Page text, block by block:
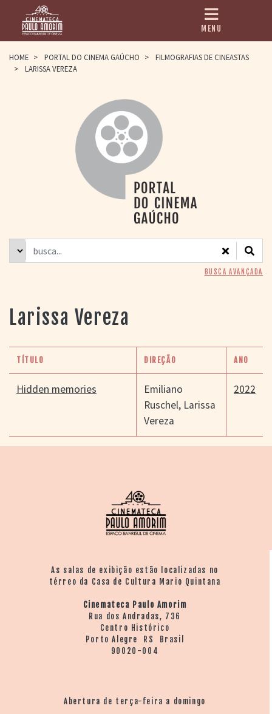
HOME
PAULO AMORIM
> HOMENAGEADOS
> EQUIPE
> ASSOCIAÇÃO DOS
> BIBLIOTECA
ROMEU GRIMALDI
> GRADE SEMANAL
> PREÇOS E
DESCONTOS
PORTAL DO
CINEMA GAÚCHO
> LISTA DE FILMES
> FILMOGRAFIAS DE
CINEASTAS
CONTATO E
MENU
HOME > PORTAL DO CINEMA GAÚCHO >
FILMOGRAFIAS DE CINEASTAS
>
LARISSA VEREZA
BUSCA AVANÇADA
Larissa Vereza
TÍTULO DIREÇÃO ANO
Hidden memories
Emiliano
Ruschel, Larissa
Vereza
2022
As salas de exibição estão localizadas no
térreo da Casa de Cultura Mario Quintana
Cinemateca Paulo Amorim
Rua dos Andradas, 736
Centro Histórico
Porto Alegre RS Brasil
90020-004
Abertura de terça-feira a domingo